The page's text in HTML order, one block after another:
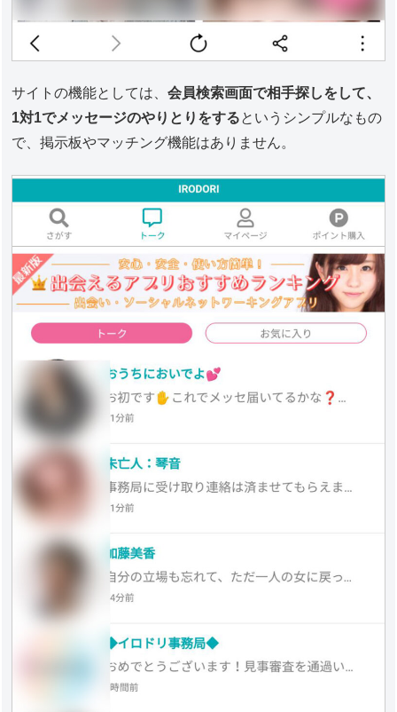
サイトの機能としては、会員検索画面で相手探しをして、
1対1でメッセージのやりとりをするというシンプルなもの
で、掲示板やマッチング機能はありません。